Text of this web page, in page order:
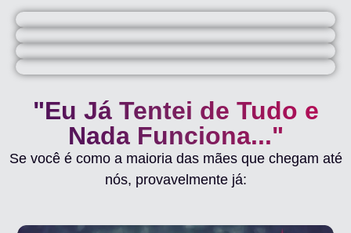
"Eu Já Tentei de Tudo e
Nada Funciona..."
Se você é como a maioria das mães que chegam até
nós, provavelmente já: